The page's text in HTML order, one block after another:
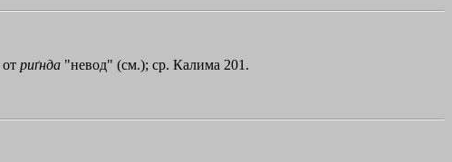
от риґнда "невод" (см.); ср. Калима 201.